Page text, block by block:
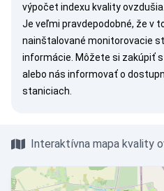
výpočet indexu kvality ovzdušia.
Je veľmi pravdepodobné, že v
nainštalované monitorovacie
informácie. Môžete si zakúpiť
alebo nás informovaťo
staniciach.
Interaktívna mapa kvality